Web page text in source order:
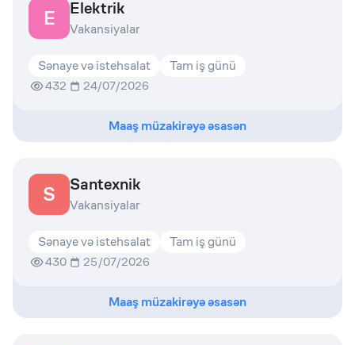
E Elektrik
Vakansiyalar
Sənaye və istehsalat Tam iş günü
432 24/07/2026
Maaş müzakirəyə əsasən
S Santexnik
Vakansiyalar
Sənaye və istehsalat Tam iş günü
430 25/07/2026
Maaş müzakirəyə əsasən